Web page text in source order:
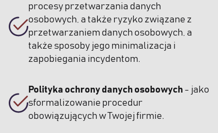
procesy przetwarzania danych
osobowych, a także ryzyko związane z
przetwarzaniem danych osobowych, a
także sposoby jego minimalizacja i
zapobiegania incydentom.
Polityka ochrony danych osobowych - jako
sformalizowanie procedur
obowiązujących w Twojej firmie.